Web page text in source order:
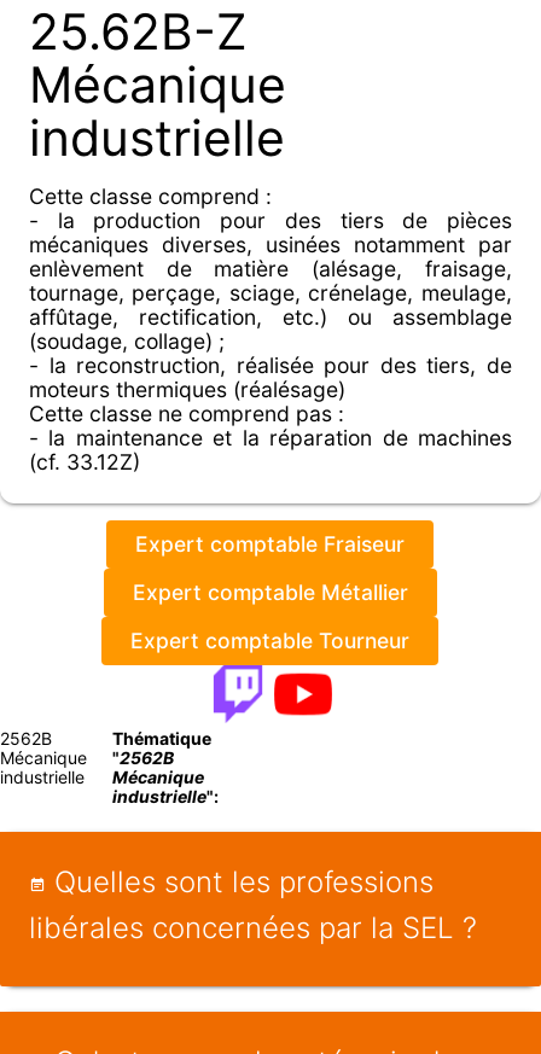
25.62B-Z
Mécanique
industrielle
Cette classe comprend :
- la production pour des tiers de pièces
mécaniques diverses, usinées notamment par
enlèvement de matière (alésage, fraisage,
tournage, perçage, sciage, crénelage, meulage,
affûtage, rectification, etc.) ou assemblage
(soudage, collage) ;
- la reconstruction, réalisée pour des tiers, de
moteurs thermiques (réalésage)
Cette classe ne comprend pas :
- la maintenance et la réparation de machines
(cf. 33.12Z)
Expert comptable Fraiseur
Expert comptable Métallier
Expert comptable Tourneur
2562B
Mécanique
industrielle
Thématique
"2562B
Mécanique
industrielle":
Quelles sont les professions
libérales concernées par la SEL ?